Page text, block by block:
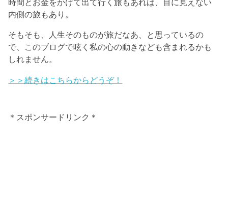
時間とお金をかけて出て行く旅もあれば、目に見えない
内側の旅もあり。
そもそも、人生そのものが旅だなあ、と思っているの
で、このブログで呟く私の心の動きなども含まれるかも
しれません。
＞＞続きはこちらからどうぞ！
＊スポンサードリンク＊